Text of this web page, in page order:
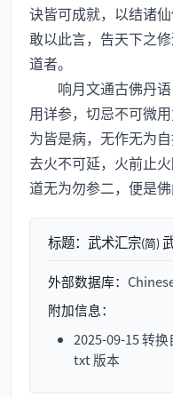
诀皆可成就，以结诸
敢以此言，告天下之
道者。
响月文通古佛丹语
用详参，切忌不可微
为皆是病，无作无为
去火不可延，火前止
道无为勿参二，便是佛
标题： 武术汇宗(简)
外部数据库：
附加信息：
2025-09-15 转
txt 版本